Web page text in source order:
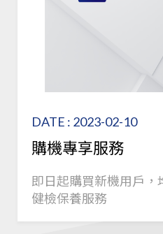
DATE : 2023-02-10
購機專享服務
即日起購買新機用戶，
健檢保養服務